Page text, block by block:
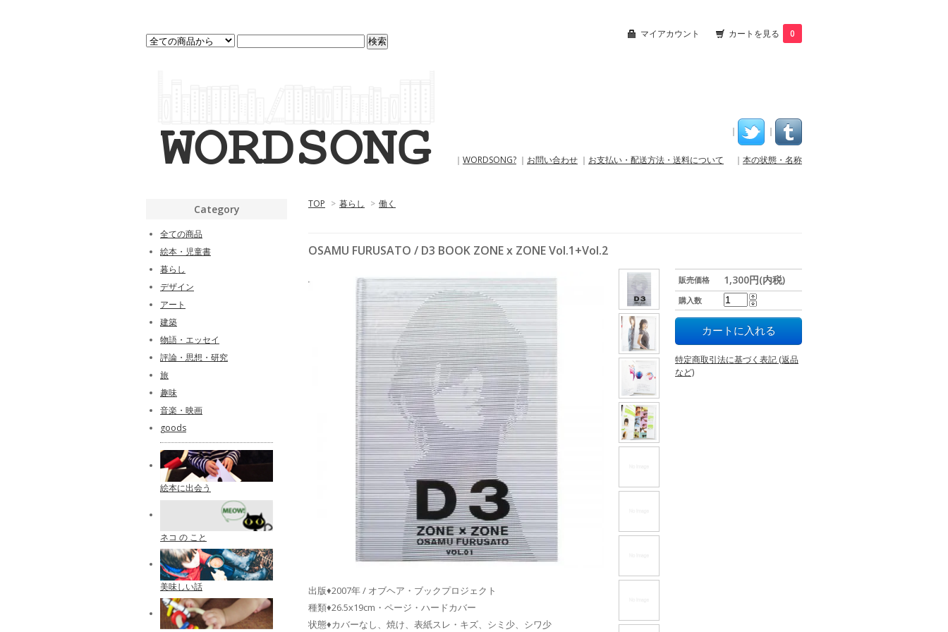
マイアカウント カートを見る 0
｜ ｜
｜ WORDSONG? ｜ お問い合わせ ｜ お支払い・配送方法・送料について ｜ 本の状態・名称
TOP > 暮らし > 働く
OSAMU FURUSATO / D3 BOOK ZONE x ZONE Vol.1+Vol.2
販売価格 1,300円(内税)
購入数
特定商取引法に基づく表記 (返品
など)
出版♦2007年 / オブヘア・ブックプロジェクト
種類♦26.5x19cm・ページ・ハードカバー
状態♦カバーなし、焼け、表紙スレ・キズ、シミ少、シワ少
Category
全ての商品
絵本・児童書
暮らし
デザイン
アート
建築
物語・エッセイ
評論・思想・研究
旅
趣味
音楽・映画
goods
絵本に出会う
ネコ の こと
美味しい話